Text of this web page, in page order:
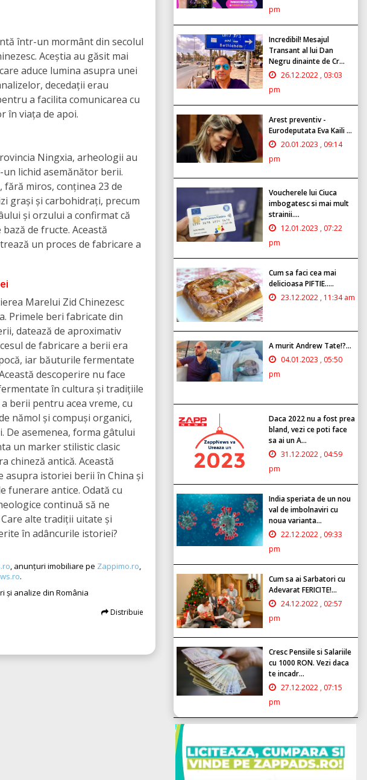
într-un mormânt din secolul
Aceștia au găsit mai
aduce lumina asupra unei
decedații erau
a facilita comunicarea cu
în viața de apoi.
Ningxia, arheologii au
lichid asemănător berii.
fără miros, conținea 23 de
grași și carbohidrați, precum
și orzului a confirmat că
de fructe. Această
un proces de fabricare a
Marelui Zid Chinezesc
Primele beri fabricate din
datează de aproximativ
de fabricare a berii era
iar băuturile fermentate
descoperire nu face
în cultura și tradițiile
berii pentru acea vreme, cu
nămol și compuși organici,
De asemenea, forma gâtului
un marker stilistic clasic
chineză antică. Această
asupra istoriei berii în China și
funerare antice. Odată cu
continuă să ne
alte tradiții uitate și
în adâncurile istoriei?
, anunțuri imobiliare pe Zappimo.ro,
.
și analize din România
Distribuie
pm
Incredibil! Mesajul
Transant al lui Dan
Negru dinainte de Cr...
26.12.2022 , 03:03
pm
Arest preventiv -
Eurodeputata Eva Kaili ...
20.01.2023 , 09:14
pm
Voucherele lui Ciuca
imbogatesc si mai mult
strainii....
12.01.2023 , 07:22
pm
Cum sa faci cea mai
delicioasa PIFTIE.....
23.12.2022 , 11:34 am
A murit Andrew Tate!?...
04.01.2023 , 05:50
pm
Daca 2022 nu a fost prea
bland, vezi ce poti face
sa ai un A...
31.12.2022 , 04:59
pm
India speriata de un nou
val de imbolnaviri cu
noua varianta...
22.12.2022 , 09:33
pm
Cum sa ai Sarbatori cu
Adevarat FERICITE!...
24.12.2022 , 02:57
pm
Cresc Pensiile si Salariile
cu 1000 RON. Vezi daca
te incadr...
27.12.2022 , 07:15
pm